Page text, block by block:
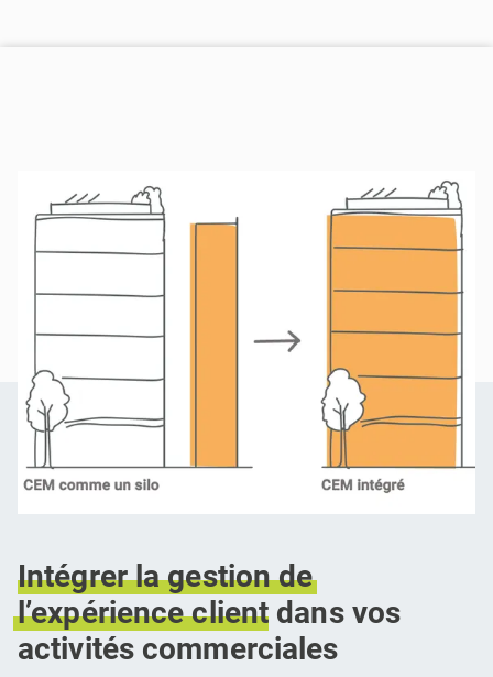
Intégrer la gestion de
l’expérience client dans vos
activités commerciales